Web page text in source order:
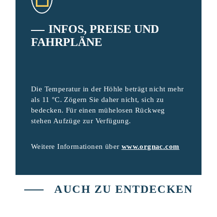
INFOS, PREISE UND
FAHRPLÄNE
Die Temperatur in der Höhle beträgt nicht mehr
als 11 °C. Zögern Sie daher nicht, sich zu
bedecken. Für einen mühelosen Rückweg
stehen Aufzüge zur Verfügung.
Weitere Informationen über www.orgnac.com
AUCH ZU ENTDECKEN